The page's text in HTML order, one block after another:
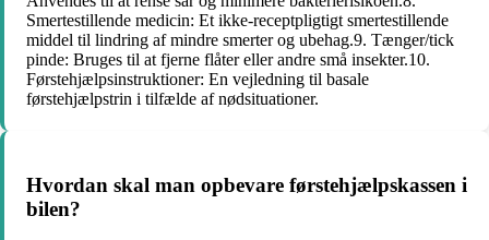
Smertestillende medicin: Et ikke-receptpligtigt smertestillende
middel til lindring af mindre smerter og ubehag.9. Tænger/tick
pinde: Bruges til at fjerne flåter eller andre små insekter.10.
Førstehjælpsinstruktioner: En vejledning til basale
førstehjælpstrin i tilfælde af nødsituationer.
Hvordan skal man opbevare førstehjælpskassen i
bilen?